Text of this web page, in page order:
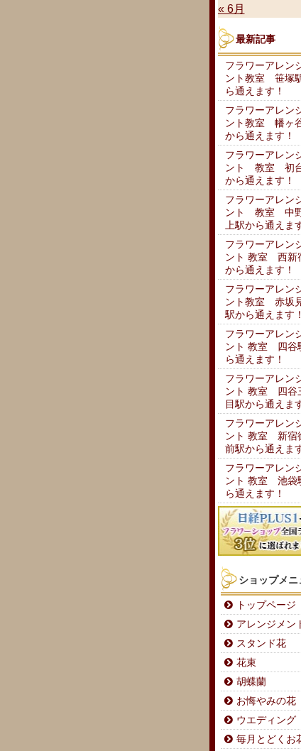
« 6月
最新記事
フラワーアレン
ント教室 笹塚
ら通えます！
フラワーアレン
ント教室 幡ヶ
から通えます！
フラワーアレン
ント 教室 初
から通えます！
フラワーアレン
ント 教室 中
上駅から通えま
フラワーアレン
ント 教室 西新
から通えます！
フラワーアレン
ント教室 赤坂
駅から通えます！
フラワーアレン
ント 教室 四谷
ら通えます！
フラワーアレン
ント 教室 四谷
目駅から通えま
フラワーアレン
ント 教室 新宿
前駅から通えま
フラワーアレン
ント 教室 池袋
ら通えます！
ショップメニ
トップページ
アレンジメン
スタンド花
花束
胡蝶蘭
お悔やみの花
ウエディング
毎月とどくお